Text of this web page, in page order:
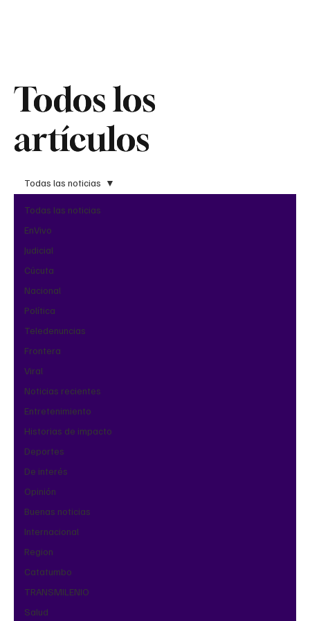
Todos los
artículos
Todos los
artículos
Todas las noticias
EnVivo
Judicial
Cúcuta
Nacional
Política
Teledenuncias
Frontera
Viral
Noticias recientes
Entretenimiento
Historias de impacto
Deportes
De interés
Opinión
Buenas noticias
Internacional
Region
Catatumbo
TRANSMILENIO
Salud
Todas las noticias